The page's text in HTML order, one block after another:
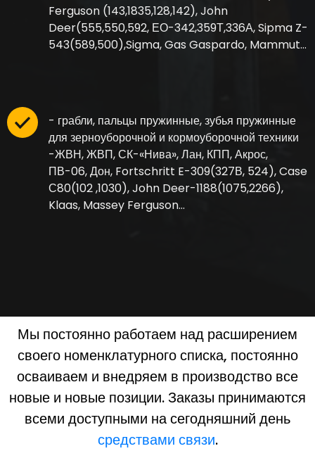
Ferguson (143,1835,128,142), John
Deer(555,550,592, ЕО-342,359Т,336А, Sipma Z-
543(589,500),Sigma, Gas Gaspardo, Mammut…
- грабли, пальцы пружинные, зубья пружинные
для зерноуборочной и кормоуборочной техники
-ЖВН, ЖВП, СК-«Нива», Лан, КПП, Акрос,
ПВ-06, Дон, Fortschritt E-309(327В, 524), Case
С80(102 ,1030), John Deer-1188(1075,2266),
Klaas, Massey Ferguson…
Мы постоянно работаем над расширением
своего номенклатурного списка, постоянно
осваиваем и внедряем в производство все
новые и новые позиции. Заказы принимаются
всеми доступными на сегодняшний день
средствами связи.